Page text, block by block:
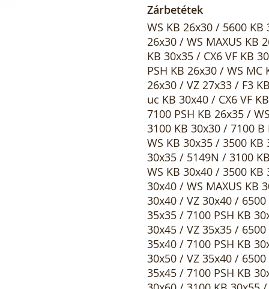
Zárbetétek
WS KB 26x30 / 5600
26x30 / WS MAXUS KB
KB 30x35 / CX6 VF KB
PSH KB 26x30 / WS MC
26x30 / VZ 27x33 / F3
uc KB 30x40 / CX6 VF
7100 PSH KB 26x35 /
3100 KB 30x30 / 7100
WS KB 30x35 / 3500 KB
30x35 / 5149N / 3100
WS KB 30x40 / 3500
30x40 / WS MAXUS KB
30x40 / VZ 30x40 /
35x35 / 7100 PSH KB
30x45 / VZ 35x35 /
35x40 / 7100 PSH KB
30x50 / VZ 35x40 /
35x45 / 7100 PSH KB